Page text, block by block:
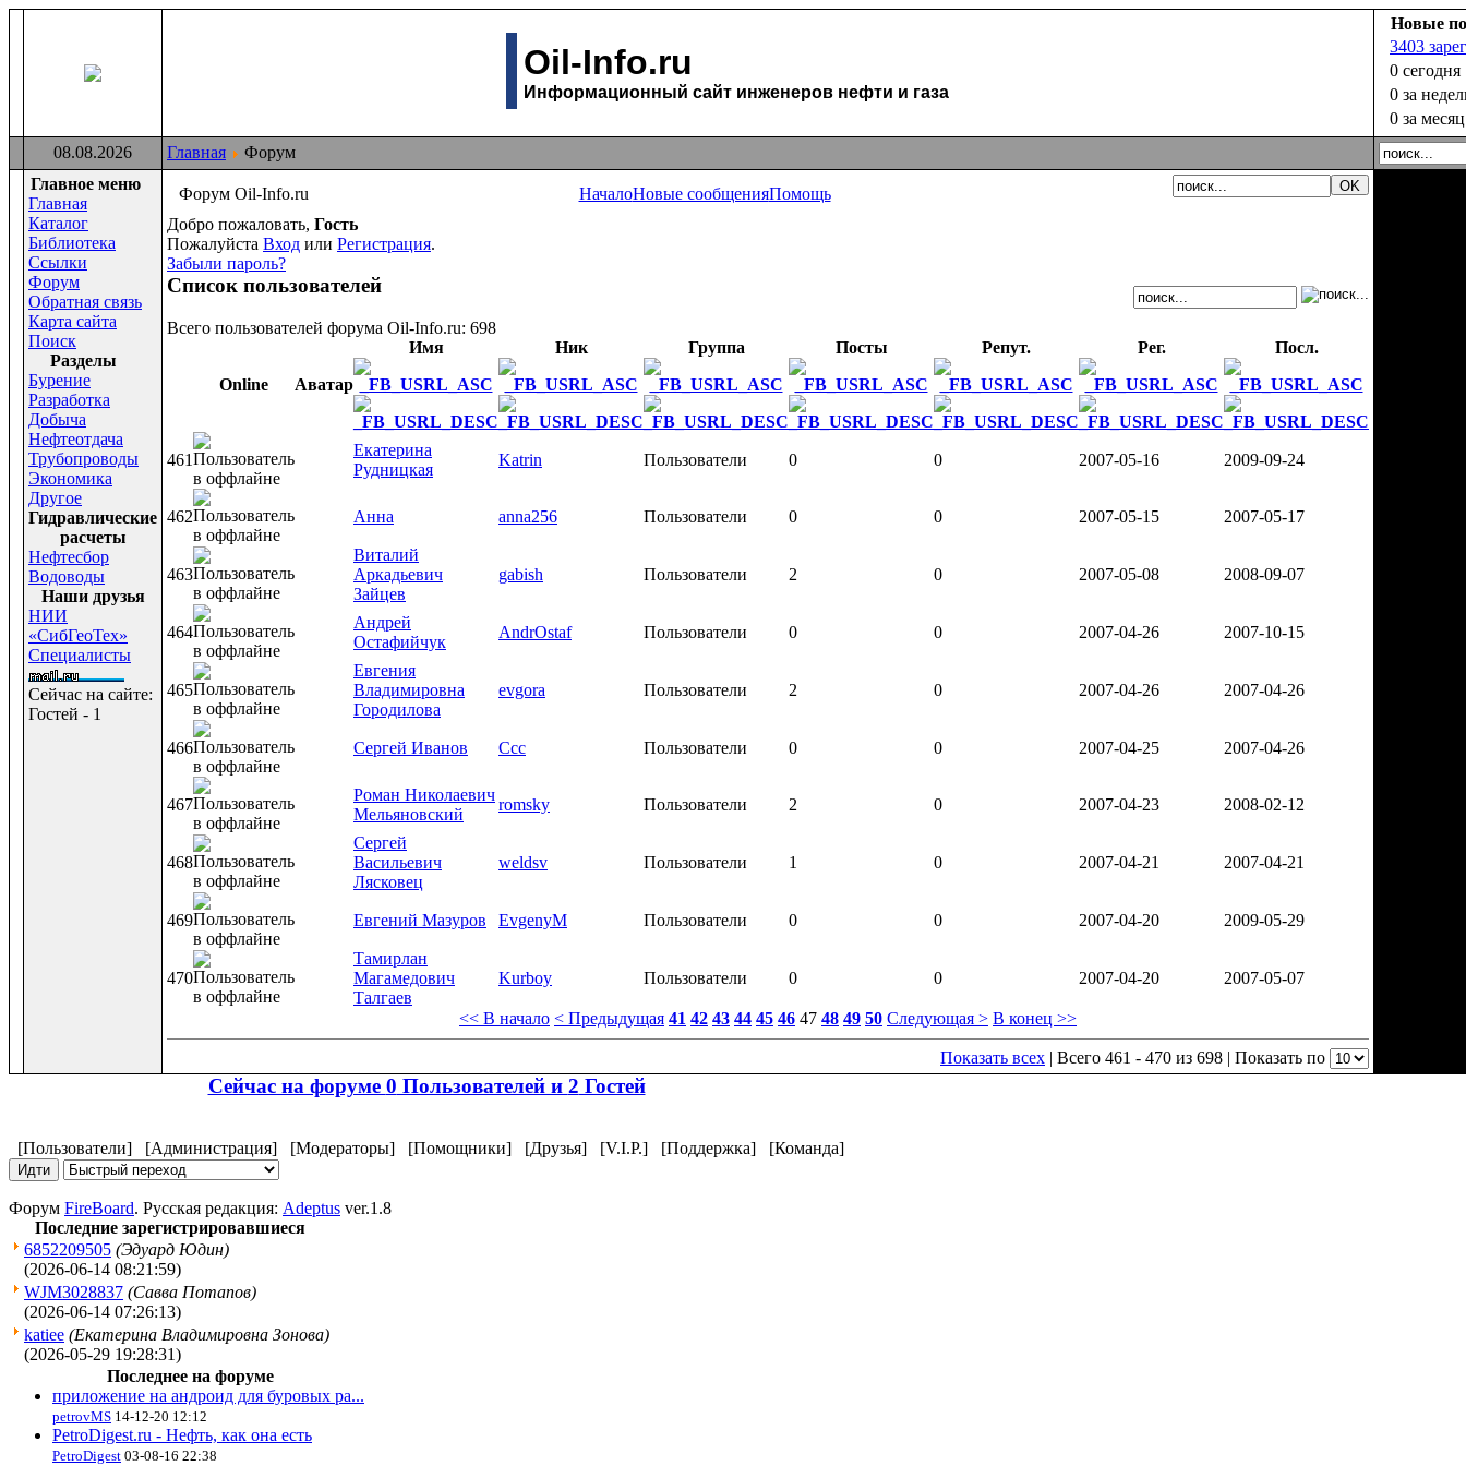
Oil-Info.ru
Информационный сайт инженеров нефти и газа
Новые
3403
0 сегодня
0 за
0 за месяц
08.08.2026
Главная
Форум
Главное меню
Главная
Каталог
Библиотека
Ссылки
Форум
Обратная связь
Карта сайта
Поиск
Раздeлы
Бурение
Разработка
Добыча
Нефтеотдача
Трубопроводы
Экономика
Другое
Гидравлические
расчеты
Нефтесбор
Водоводы
Наши друзья
НИИ
«СибГеоТех»
Специалисты
Сейчас на сайте:
Гостей - 1
Форум Oil-Info.ru НачалоНовые сообщенияПомощь
Добро пожаловать, Гость
Пожалуйста Вход или Регистрация.
Забыли пароль?
Список пользователей
Всего пользователей форума Oil-Info.ru: 698
Online Аватар
Имя Ник Группа Посты Репут. Рег. Посл.
461
Екатерина
Рудницкая
Katrin Пользователи 0 0 2007-05-16 2009-09-24
462 Анна anna256 Пользователи 0 0 2007-05-15 2007-05-17
463
Виталий
Аркадьевич
Зайцев
gabish Пользователи 2 0 2007-05-08 2008-09-07
464
Андрей
Остафийчук
AndrOstaf Пользователи 0 0 2007-04-26 2007-10-15
465
Евгения
Владимировна
Городилова
evgora Пользователи 2 0 2007-04-26 2007-04-26
466 Сергей Иванов Ссс Пользователи 0 0 2007-04-25 2007-04-26
467
Роман Николаевич
Мельяновский
romsky Пользователи 2 0 2007-04-23 2008-02-12
468
Сергей
Васильевич
Лясковец
weldsv Пользователи 1 0 2007-04-21 2007-04-21
469 Евгений Мазуров EvgenyM Пользователи 0 0 2007-04-20 2009-05-29
470
Тамирлан
Магамедович
Талгаев
Kurboy Пользователи 0 0 2007-04-20 2007-05-07
<< В начало < Предыдущая 41 42 43 44 45 46 47 48 49 50 Следующая > В конец >>
Показать всех | Всего 461 - 470 из 698 | Показать по
Сейчас на форуме 0 Пользователей и 2 Гостей
[Пользователи] [Администрация] [Модераторы] [Помощники] [Друзья] [V.I.P.] [Поддержка] [Команда]
Форум FireBoard. Русская редакция: Adeptus ver.1.8
Последние зарегистрировавшиеся
6852209505 (Эдуард Юдин)
(2026-06-14 08:21:59)
WJM3028837 (Савва Потапов)
(2026-06-14 07:26:13)
katiee (Екатерина Владимировна Зонова)
(2026-05-29 19:28:31)
Последнее на форуме
приложение на андроид для буровых ра...
petrovMS 14-12-20 12:12
PetroDigest.ru - Нефть, как она есть
PetroDigest 03-08-16 22:38